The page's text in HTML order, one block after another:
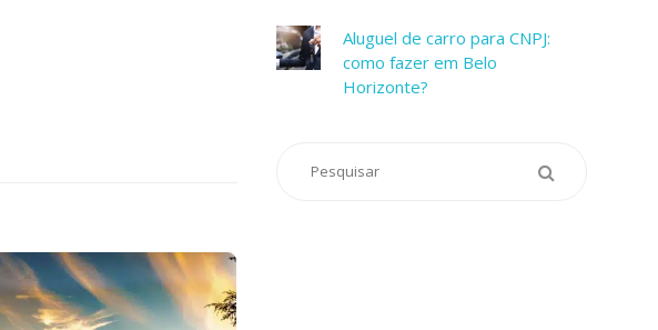
Aluguel de carro para CNPJ:
como fazer em Belo
Horizonte?